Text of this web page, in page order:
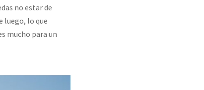
no estar de
luego, lo que
mucho para un